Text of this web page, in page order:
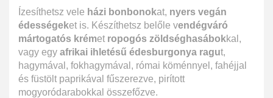
Ízesíthetsz vele házi bonbonokat, nyers vegán
édességeket is. Készíthetsz belőle vendégváró
mártogatós krémet ropogós zöldséghasábokkal,
vagy egy afrikai ihletésű édesburgonya ragut,
hagymával, fokhagymával, római köménnyel, fahéjjal
és füstölt paprikával fűszerezve, pirított
mogyoródarabokkal összefőzve.